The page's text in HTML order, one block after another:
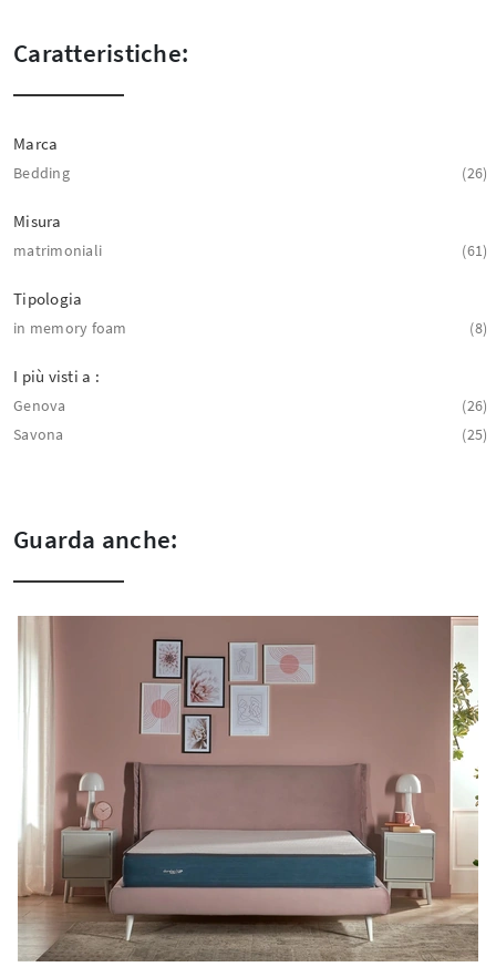
Caratteristiche:
Marca
Bedding 26
Misura
matrimoniali 61
Tipologia
in memory foam 8
I più visti a :
Genova
26
Savona
25
Guarda anche: